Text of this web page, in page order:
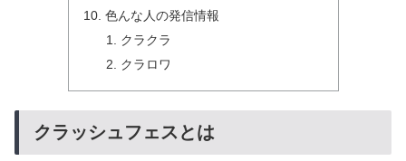
色んな人の発信情報
クラクラ
クラロワ
クラッシュフェスとは